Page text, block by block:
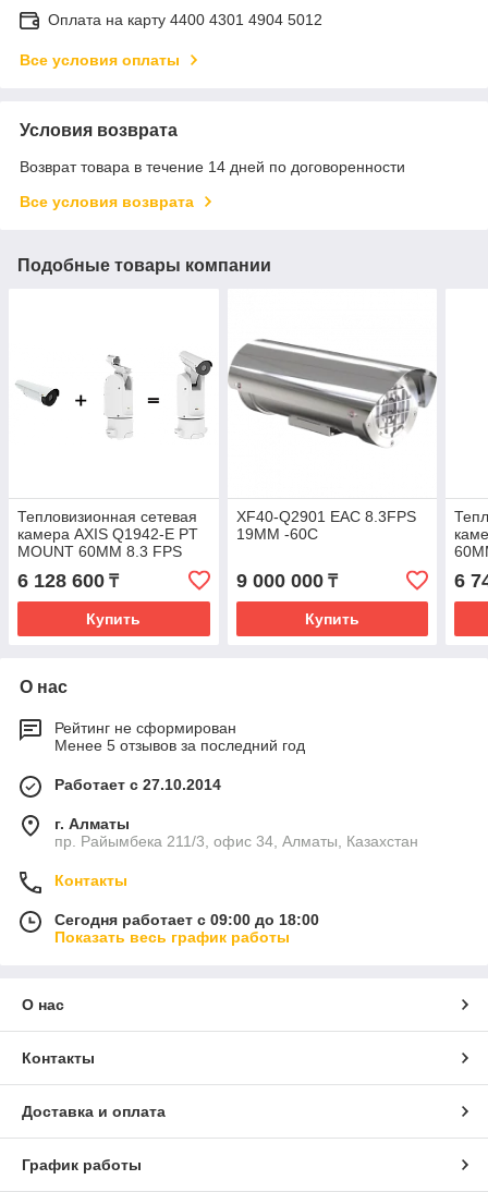
Оплата на карту 4400 4301 4904 5012
Все условия оплаты
Условия возврата
Возврат товара в течение 14 дней по договоренности
Все условия возврата
Подобные товары компании
Тепловизионная сетевая
камера AXIS Q1942-E PT
MOUNT 60MM 8.3 FPS
6 128 600 ₸
Купить
XF40-Q2901 EAC 8.3FPS
19MM -60C
9 000 000₸
Купить
6
О нас
Рейтинг не сформирован
Менее 5 отзывов за последний год
Работает с 27.10.2014
г. Алматы
пр. Райымбека 211/3, офис 34, Алматы, Казахстан
Контакты
Сегодня работает с 09:00 до 18:00
Показать весь график работы
О нас
Контакты
Доставка и оплата
График работы